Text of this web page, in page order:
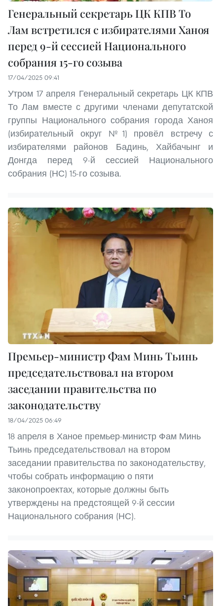
Генеральный секретарь ЦК КПВ То
Лам встретился с избирателями Ханоя
перед 9-й сессией Национального
собрания 15-го созыва
17/04/2025 09:41
Утром 17 апреля Генеральный секретарь ЦК КПВ
То Лам вместе с другими членами депутатской
группы Национального собрания города Ханоя
(избирательный округ №1) провёл встречу с
избирателями районов Бадинь, Хайбачынг и
Донгда перед 9-й сессией Национального
собрания (НС) 15-го созыва.
Премьер-министр Фам Минь Тьинь
председательствовал на втором
заседании правительства по
законодательству
18/04/2025 06:49
18 апреля в Ханое премьер-министр Фам Минь
Тьинь председательствовал на втором
заседании правительства по законодательству,
чтобы собрать информацию о пяти
законопроектах, которые должны быть
утверждены на предстоящей 9-й сессии
Национального собрания (НС).